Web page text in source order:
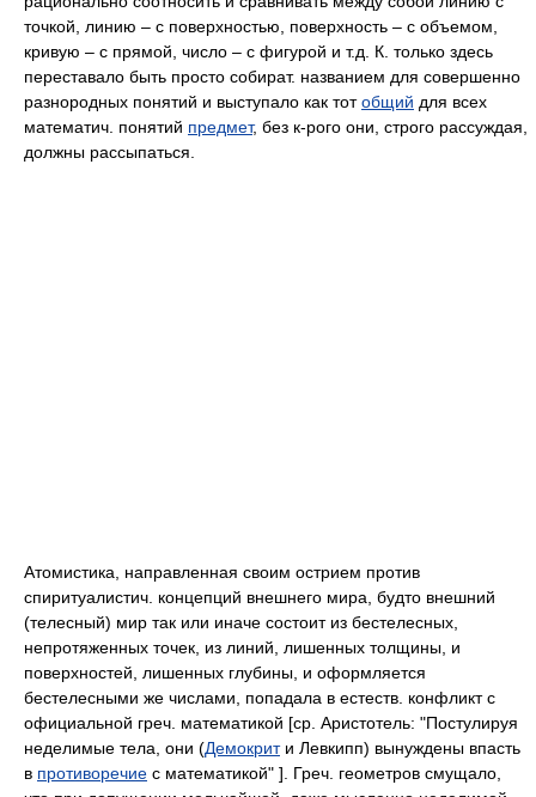
точкой, линию – с поверхностью, поверхность – с объемом,
кривую – с прямой, число – с фигурой и т.д. К. только здесь
переставало быть просто собират. названием для совершенно
разнородных понятий и выступало как тотобщий для всех
математич. понятий предмет, без к-рого они, строго рассуждая,
должны рассыпаться.
Атомистика, направленная своим острием против
спиритуалистич. концепций внешнего мира, будто внешний
(телесный) мир так или иначе состоит из бестелесных,
непротяженных точек, из линий, лишенных толщины, и
поверхностей, лишенных глубины, и оформляется
бестелесными же числами, попадала в естеств. конфликт с
официальной греч. математикой [ср. Аристотель: "Постулируя
неделимые тела, они (Демокрити Левкипп) вынуждены впасть
в противоречие с математикой" ]. Греч. геометров смущало,